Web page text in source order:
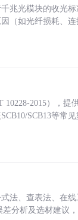
兆光模块的收光
（如光纤损耗、
2015），提
SCB13等常
法、查表法、在
分析及选材建议